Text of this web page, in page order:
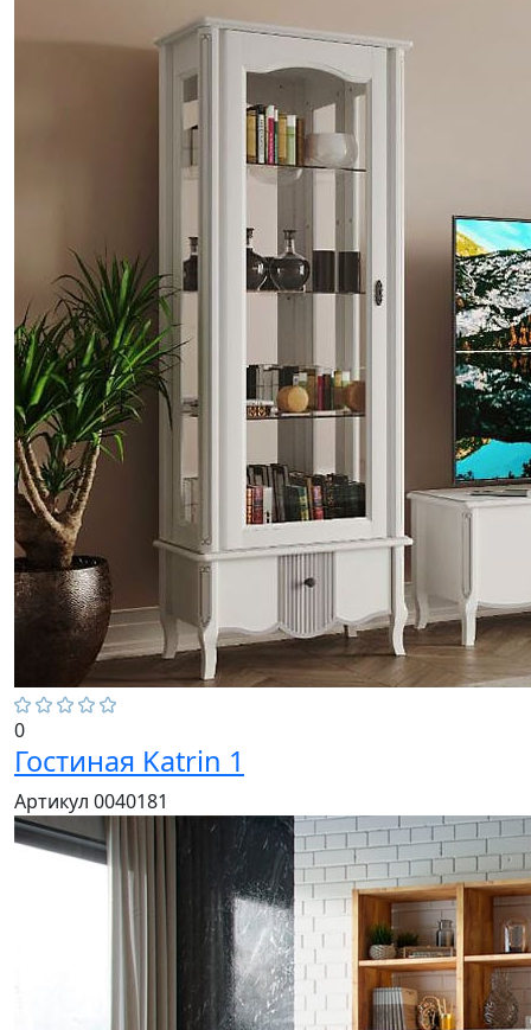
0
Гостиная Katrin 1
Артикул 0040181